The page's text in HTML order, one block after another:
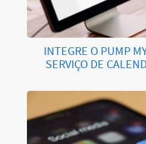
INTEGRE O PUMP
SERVIÇO DE